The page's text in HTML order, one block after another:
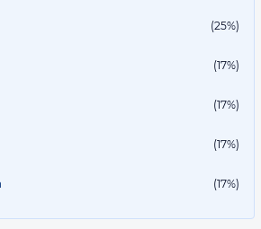
(25%)
(17%)
(17%)
(17%)
(17%)